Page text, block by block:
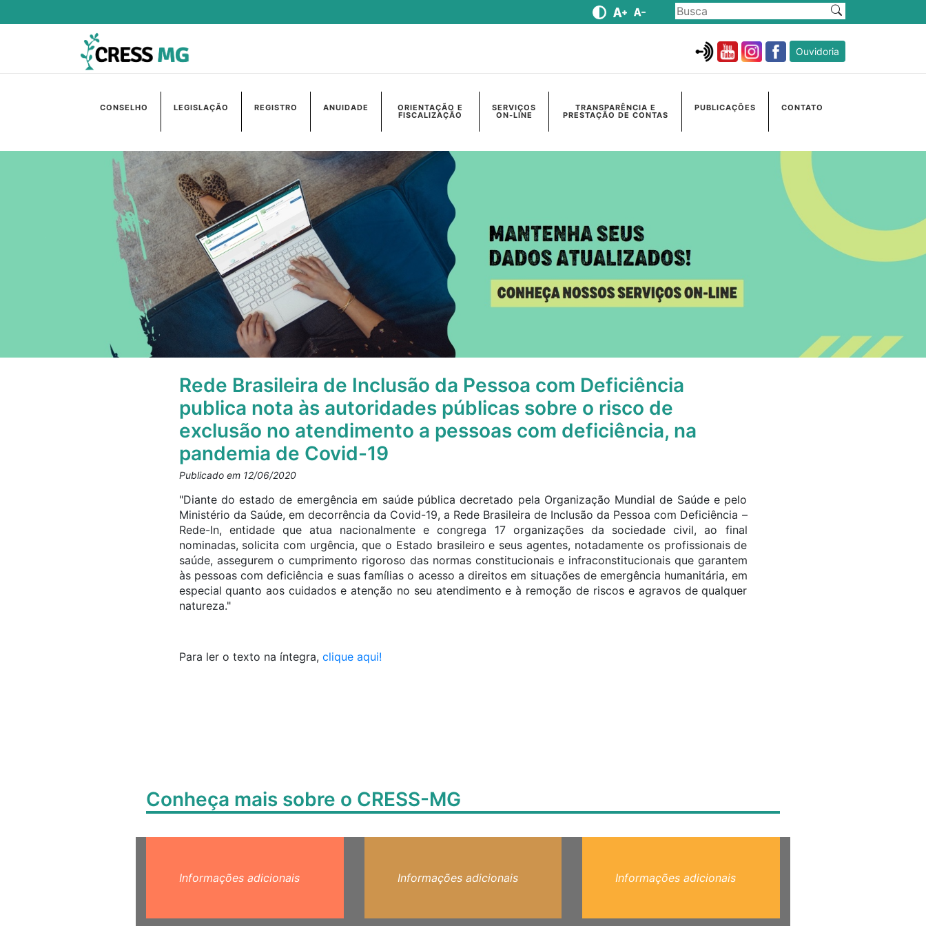
Ouvidoria
CONSELHO LEGISLAÇÃO REGISTRO ANUIDADE ORIENTAÇÃO E
FISCALIZAÇÃO
SERVIÇOS
ON-LINE
TRANSPARÊNCIA E
PRESTAÇÃO DE CONTAS
PUBLICAÇÕES CONTATO
Rede Brasileira de Inclusão da Pessoa com Deficiência
publica nota às autoridades públicas sobre o risco de
exclusão no atendimento a pessoas com deficiência, na
pandemia de Covid-19
Publicado em 12/06/2020
"Diante do estado de emergência em saúde pública decretado pela Organização Mundial de Saúde e pelo
Ministério da Saúde, em decorrência da Covid-19, a Rede Brasileira de Inclusão da Pessoa com Deficiência –
Rede-In, entidade que atua nacionalmente e congrega 17 organizações da sociedade civil, ao final
nominadas, solicita com urgência, que o Estado brasileiro e seus agentes, notadamente os profissionais de
saúde, assegurem o cumprimento rigoroso das normas constitucionais e infraconstitucionais que garantem
às pessoas com deficiência e suas famílias o acesso a direitos em situações de emergência humanitária, em
especial quanto aos cuidados e atenção no seu atendimento e à remoção de riscos e agravos de qualquer
natureza."
Para ler o texto na íntegra, clique aqui!
Conheça mais sobre o CRESS-MG
Informações adicionais Informações adicionais Informações adicionais